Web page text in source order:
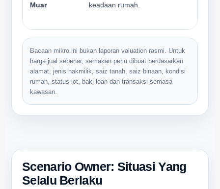
Muar
keadaan rumah.
Bacaan mikro ini bukan laporan valuation rasmi. Untuk
harga jual sebenar, semakan perlu dibuat berdasarkan
alamat, jenis hakmilik, saiz tanah, saiz binaan, kondisi
rumah, status lot, baki loan dan transaksi semasa
kawasan.
Scenario Owner: Situasi Yang
Selalu Berlaku